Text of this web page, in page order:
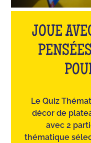
JOUE
Le Quiz
décor de
avec 2
thématique